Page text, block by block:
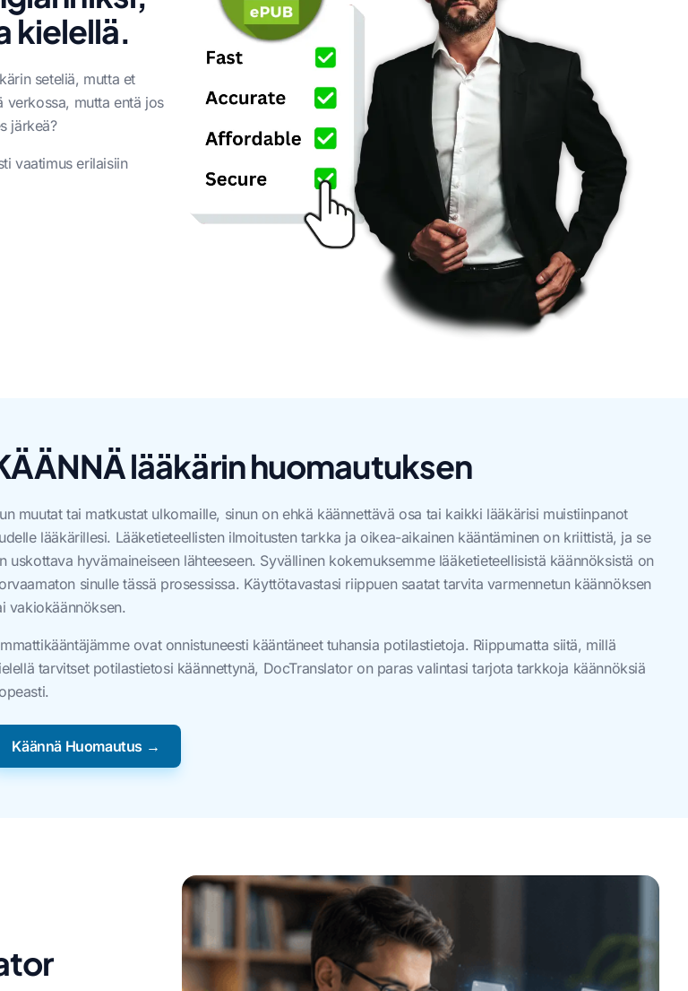
kielellä.
seteliä, mutta et
verkossa, mutta entä jos
järkeä?
vaatimus erilaisiin
lääkärin huomautuksen
muutat tai matkustat ulkomaille, sinun on ehkä käännettävä osa tai kaikki lääkärisi muistiinpanot
lääkärillesi. Lääketieteellisten ilmoitusten tarkka ja oikea-aikainen kääntäminen on kriittistä, ja se
uskottava hyvämaineiseen lähteeseen. Syvällinen kokemuksemme lääketieteellisistä käännöksistä on
sinulle tässä prosessissa. Käyttötavastasi riippuen saatat tarvita varmennetun käännöksen
vakiokäännöksen.
ovat onnistuneesti kääntäneet tuhansia potilastietoja. Riippumatta siitä, millä
tarvitset potilastietosi käännettynä, DocTranslator on paras valintasi tarjota tarkkoja käännöksiä
Käännä Huomautus →